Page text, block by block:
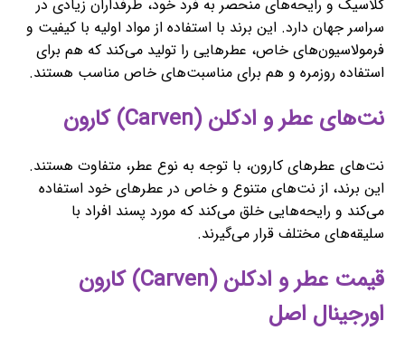
کلاسیک و رایحه‌های منحصر به فرد خود، طرفداران زیادی در
سراسر جهان دارد. این برند با استفاده از مواد اولیه با کیفیت و
فرمولاسیون‌های خاص، عطرهایی را تولید می‌کند که هم برای
استفاده روزمره و هم برای مناسبت‌های خاص مناسب هستند.
نت‌های عطر و ادکلن (Carven) کارون
نت‌های عطرهای کارون، با توجه به نوع عطر، متفاوت هستند.
این برند، از نت‌های متنوع و خاص در عطرهای خود استفاده
می‌کند و رایحه‌هایی خلق می‌کند که مورد پسند افراد با
سلیقه‌های مختلف قرار می‌گیرند.
قیمت عطر و ادکلن (Carven) کارون
اورجینال اصل